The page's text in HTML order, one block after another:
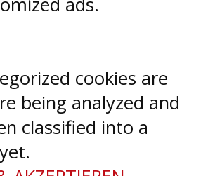
cookies are
being analyzed and
classified into a